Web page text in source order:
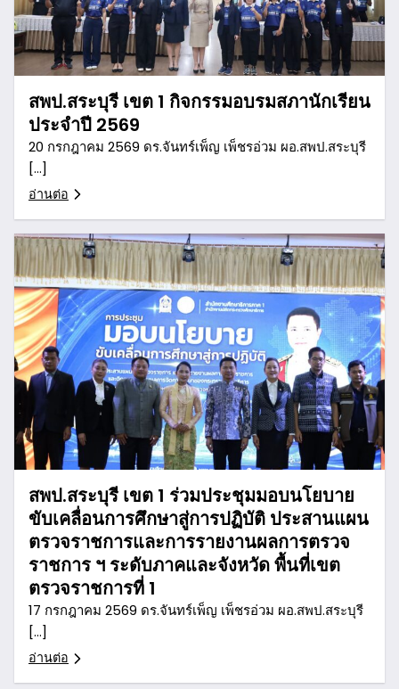
สพป.สระบุรี เขต 1 กิจกรรมอบรมสภานักเรียน
ประจำปี 2569
20 กรกฎาคม 2569 ดร.จันทร์เพ็ญ เพ็ชรอ่วม ผอ.สพป.สระบุรี
[…]
อ่านต่อ
สพป.สระบุรี เขต 1 ร่วมประชุมมอบนโยบาย
ขับเคลื่อนการศึกษาสู่การปฏิบัติ ประสานแผน
ตรวจราชการและการรายงานผลการตรวจ
ราชการ ฯ ระดับภาคและจังหวัด พื้นที่เขต
ตรวจราชการที่ 1
17 กรกฎาคม 2569 ดร.จันทร์เพ็ญ เพ็ชรอ่วม ผอ.สพป.สระบุรี
[…]
อ่านต่อ